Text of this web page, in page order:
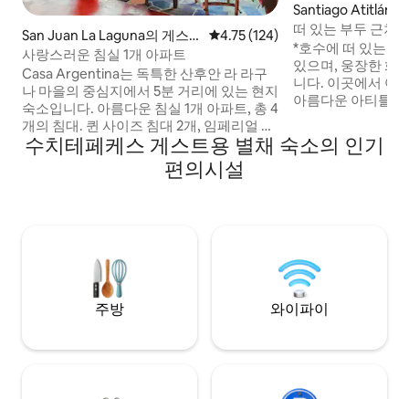
San Juan La Laguna의 게스
트용 별채
평점 4.75점(5점 만점), 후기 124
4.75 (124)
사랑스러운 침실 1개 아파트
Casa Argentina는 독특한 산후안 라 라구
나 마을의 중심지에서 5분 거리에 있는 현지
숙소입니다. 아름다운 침실 1개 아파트, 총 4
개의 침대. 퀸 사이즈 침대 2개, 임페리얼 침
대 2개, 넉넉한 거실, 전용 욕실. 공용 주방
테라스는 바람을 쐬고, 전망을 즐기며, 산후
안의 세계적인 수준의 커피를 맛볼 수 있는
Santiago Atitlán의
채
떠 있는 부두 근처
*호수에 떠 있는 부
있으며, 웅장한 화
니다. 이곳에서 야
아름다운 아티틀
을 가질 수 있습니다. *아티틀란 또는
만 화산으로 가는
수치테페케스 게스트용 별채 숙소의 인기
편의시설
주방 와이파이